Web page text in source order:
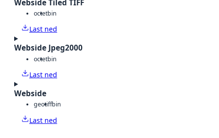
Webside Tiled TIFF
octetbin
Last ned
Webside Jpeg2000
octetbin
Last ned
Webside
geotiffbin
Last ned